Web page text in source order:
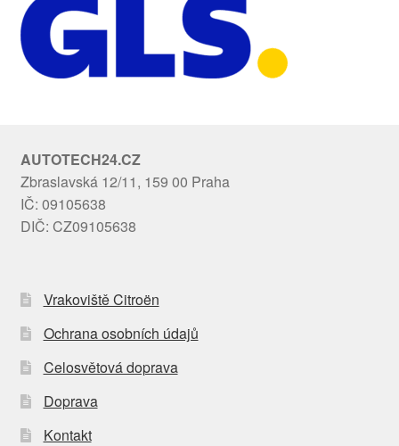
AUTOTECH24.CZ
Zbraslavská 12/11, 159 00 Praha
IČ: 09105638
DIČ: CZ09105638
Vrakoviště Citroën
Ochrana osobních údajů
Celosvětová doprava
Doprava
Kontakt